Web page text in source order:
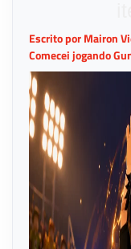
Escrito por Mairon
Comecei jogando